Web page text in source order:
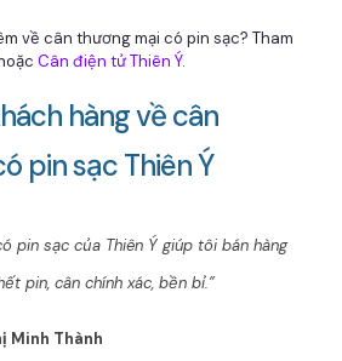
về cân thương mại có pin sạc? Tham
Cân điện tử Thiên Ý.
hàng về cân
pin sạc Thiên Ý
pin sạc của Thiên Ý giúp tôi bán hàng
pin, cân chính xác, bền bỉ.”
Minh Thành